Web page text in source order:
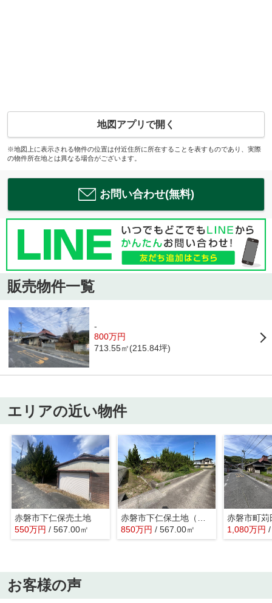
地図アプリで開く
※地図上に表示される物件の位置は付近住所に所在することを表すものであり、実際
の物件所在地とは異なる場合がございます。
お問い合わせ(無料)
販売物件一覧
-
800万円
713.55㎡(215.84坪)
エリアの近い物件
赤磐市下仁保売土地
550万円 / 567.00㎡
850万円 / 567.00㎡ 1,080万円
お客様の声